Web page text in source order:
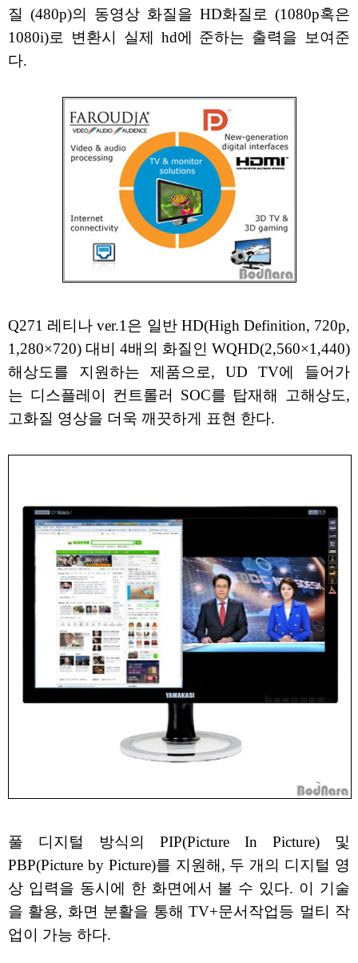
질 (480p)의 동영상 화질을 HD화질로 (1080p혹은
1080i)로 변환시 실제 hd에 준하는 출력을 보여준
다.
Q271 레티나 ver.1은 일반 HD(High Definition, 720p,
1,280×720) 대비 4배의 화질인 WQHD(2,560×1,440)
해상도를 지원하는 제품으로, UD TV에 들어가
는 디스플레이 컨트롤러 SOC를 탑재해 고해상도,
고화질 영상을 더욱 깨끗하게 표현 한다.
풀 디지털 방식의 PIP(Picture In Picture) 및
PBP(Picture by Picture)를 지원해, 두 개의 디지털 영
상 입력을 동시에 한 화면에서 볼 수 있다. 이 기술
을 활용, 화면 분활을 통해 TV+문서작업등 멀티 작
업이 가능 하다.